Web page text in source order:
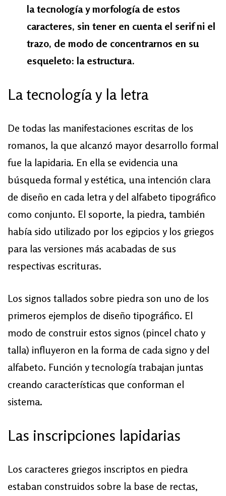
la tecnología y morfología de estos
caracteres, sin tener en cuenta el serif ni el
trazo, de modo de concentrarnos en su
esqueleto: la estructura.
La tecnología y la letra
De todas las manifestaciones escritas de los
romanos, la que alcanzó mayor desarrollo formal
fue la lapidaria. En ella se evidencia una
búsqueda formal y estética, una intención clara
de diseño en cada letra y del alfabeto tipográfico
como conjunto. El soporte, la piedra, también
había sido utilizado por los egipcios y los griegos
para las versiones más acabadas de sus
respectivas escrituras.
Los signos tallados sobre piedra son uno de los
primeros ejemplos de diseño tipográfico. El
modo de construir estos signos (pincel chato y
talla) influyeron en la forma de cada signo y del
alfabeto. Función y tecnología trabajan juntas
creando características que conforman el
sistema.
Las inscripciones lapidarias
Los caracteres griegos inscriptos en piedra
estaban construidos sobre la base de rectas,